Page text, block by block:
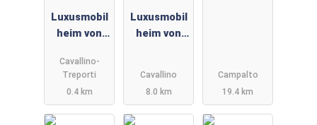
Luxusmobil
heim von
er am
Camping
Union Lido
Vacanze
Cavallino-
Treporti
0.4 km
Luxusmobil
heim von
Marina di
Venezia
Cavallino
8.0 km
Campalto
19.4 km